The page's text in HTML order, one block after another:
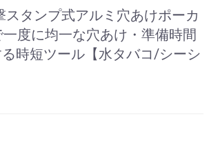
スタンプ式アルミ穴あけポーカ
度に均一な穴あけ・準備時間
時短ツール【水タバコ/シーシ